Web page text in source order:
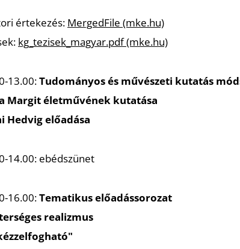
értekezés: MergedFile (mke.hu)
kg_tezisek_magyar.pdf (mke.hu)
13.00:Tudományos és művészeti kutatás
Margit életművének kutatása
Hedvig előadása
14.00: ebédszünet
16.00:Tematikus előadássorozat
realizmus